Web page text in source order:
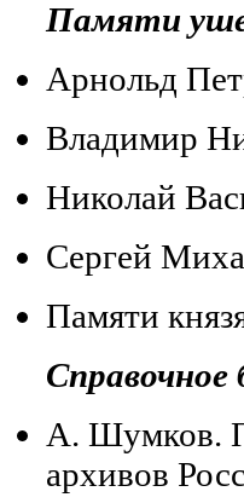
Памяти
Арнольд
Владимир
Николай
Сергей
Памяти
Справочное
А. Шумков.
архивов